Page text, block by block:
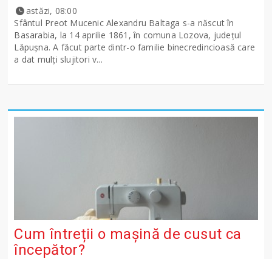
astăzi, 08:00
Sfântul Preot Mucenic Alexandru Baltaga s-a născut în
Basarabia, la 14 aprilie 1861, în comuna Lozova, județul
Lăpușna. A făcut parte dintr-o familie binecredincioasă care
a dat mulți slujitori v...
Cum întreții o mașină de cusut ca
începător?